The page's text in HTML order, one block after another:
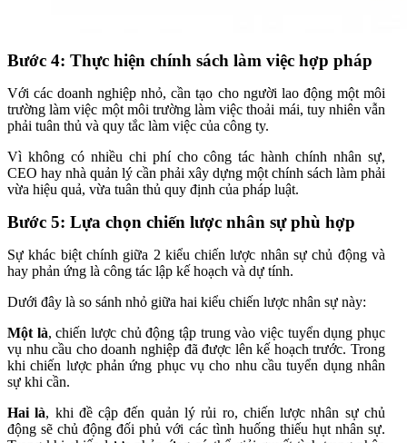
Bước 4: Thực hiện chính sách làm việc hợp pháp
Với các doanh nghiệp nhỏ, cần tạo cho người lao động một môi
trường làm việc một môi trường làm việc thoải mái, tuy nhiên vẫn
phải tuân thủ và quy tắc làm việc của công ty.
Vì không có nhiều chi phí cho công tác hành chính nhân sự,
CEO hay nhà quản lý cần phải xây dựng một chính sách làm phải
vừa hiệu quả, vừa tuân thủ quy định của pháp luật.
Bước 5: Lựa chọn chiến lược nhân sự phù hợp
Sự khác biệt chính giữa 2 kiểu chiến lược nhân sự chủ động và
hay phản ứng là công tác lập kế hoạch và dự tính.
Dưới đây là so sánh nhỏ giữa hai kiểu chiến lược nhân sự này:
Một là, chiến lược chủ động tập trung vào việc tuyển dụng phục
vụ nhu cầu cho doanh nghiệp đã được lên kế hoạch trước. Trong
khi chiến lược phản ứng phục vụ cho nhu cầu tuyển dụng nhân
sự khi cần.
Hai là, khi đề cập đến quản lý rủi ro, chiến lược nhân sự chủ
động sẽ chủ động đối phủ với các tình huống thiếu hụt nhân sự.